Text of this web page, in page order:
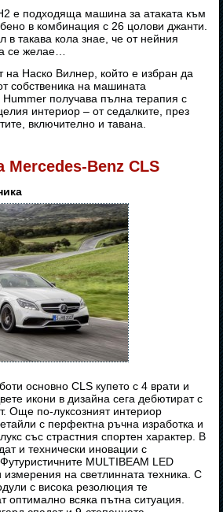
е подходяща машина за атаката към
в комбинация с 26 цолови джанти.
в такава кола знае, че от нейния
се желае…
на Наско Вилнер, който е избран да
собственика на машината
получава пълна терапия с
интериор – от седалките, през
включително и тавана.
Mercedes-Benz CLS
основно CLS купето с 4 врати и
икони в дизайна сега дебютират с
Още по-луксозният интериор
с перфектна ръчна изработка и
със страстния спортен характер. В
и технически иновации с
MULTIBEAM LED
измерения на светлинната техника. С
с висока резолюция те
оптимално всяка пътна ситуация.